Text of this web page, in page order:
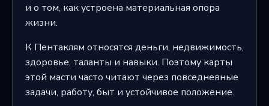
и о том, как устроена материальная опора
жизни.
К Пентаклям относятся деньги, недвижимость,
здоровье, таланты и навыки. Поэтому карты
этой масти часто читают через повседневные
задачи, работу, быт и устойчивое положение.